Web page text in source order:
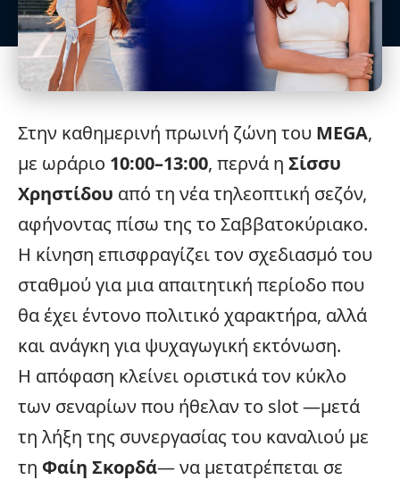
Στην καθημερινή πρωινή ζώνη του MEGA,
με ωράριο 10:00–13:00, περνά η Σίσσυ
Χρηστίδου από τη νέα τηλεοπτική σεζόν,
αφήνοντας πίσω της το Σαββατοκύριακο.
Η κίνηση επισφραγίζει τον σχεδιασμό του
σταθμού για μια απαιτητική περίοδο που
θα έχει έντονο πολιτικό χαρακτήρα, αλλά
και ανάγκη για ψυχαγωγική εκτόνωση.
Η απόφαση κλείνει οριστικά τον κύκλο
των σεναρίων που ήθελαν το slot —μετά
τη λήξη της συνεργασίας του καναλιού με
τη Φαίη Σκορδά— να μετατρέπεται σε